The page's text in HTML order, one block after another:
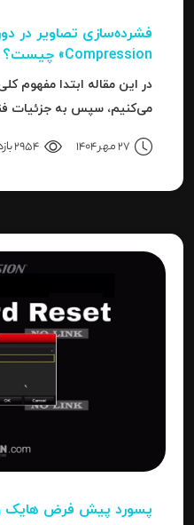
Compression» چیست؟
در این مقاله ابتدا مفهوم
نتیجه می‌رسیم.
27 مهر 1404 2954 بازدید
پسورد پیش فرض هایک